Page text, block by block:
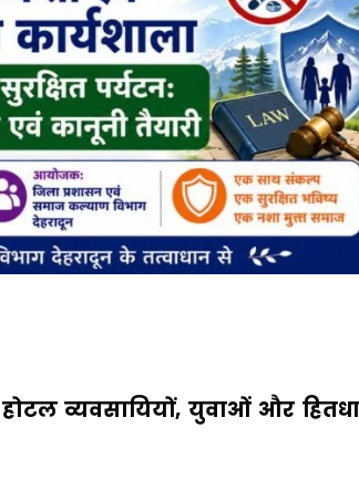
व्यवसायियों, युवाओं और